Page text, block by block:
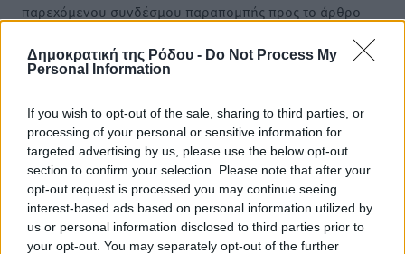
Δημοκρατική της Ρόδου - Do Not Process My
Personal Information
If you wish to opt-out of the sale, sharing to third parties, or
processing of your personal or sensitive information for
targeted advertising by us, please use the below opt-out
section to confirm your selection. Please note that after your
opt-out request is processed you may continue seeing
interest-based ads based on personal information utilized by
us or personal information disclosed to third parties prior to
your opt-out. You may separately opt-out of the further
παρεχόμενου συνδέσμου παραπομπής προς το άρθρο
o καιρός τώρα:
26°
αίθριος καιρός
70%
14km/h